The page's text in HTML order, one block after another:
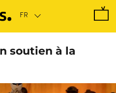
soutien à la